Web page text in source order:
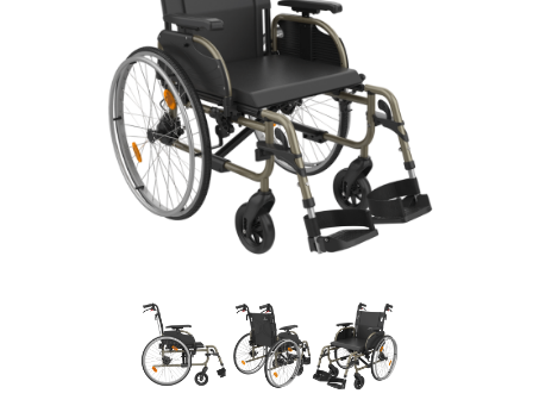
Elektrické vozíky
Ostatné pomôcky
Zdravotnícke prístroje
Všetko o nákupe
Najčastejšie otázky